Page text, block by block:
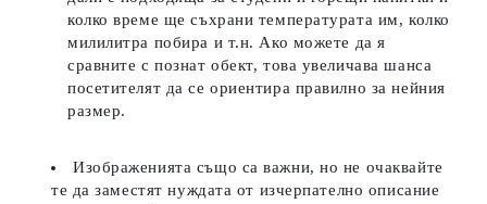
колко време ще съхрани температурата им, колко
милилитра побира и т.н. Ако можете да я
сравните с познат обект, това увеличава шанса
посетителят да се ориентира правилно за нейния
размер.
Изображенията също са важни, но не очаквайте
те да заместят нуждата от изчерпателно описание